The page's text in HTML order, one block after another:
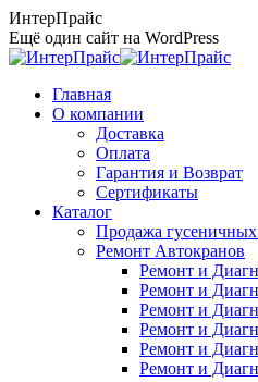
Перейти
к
содержанию
ИнтерПрайс
Ещё один сайт на WordPress
Главная
О компании
Доставка
Оплата
Гарантия и Возврат
Сертификаты
Каталог
Продажа
Ремонт Автокранов
Ремонт и
Ремонт и
Ремонт и
Ремонт и
Ремонт и
Ремонт и